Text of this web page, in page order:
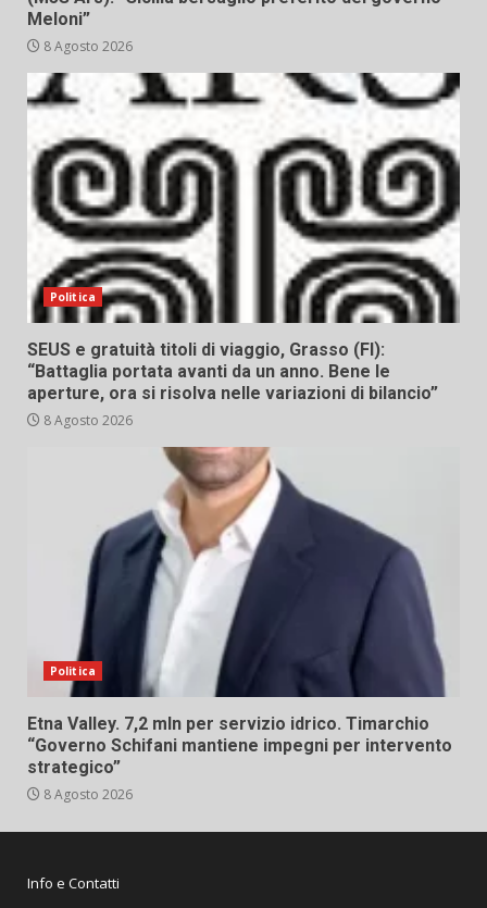
Meloni”
8 Agosto 2026
Politica
SEUS e gratuità titoli di viaggio, Grasso (FI):
“Battaglia portata avanti da un anno. Bene le
aperture, ora si risolva nelle variazioni di bilancio”
8 Agosto 2026
Politica
Etna Valley. 7,2 mln per servizio idrico. Timarchio
“Governo Schifani mantiene impegni per intervento
strategico”
8 Agosto 2026
Info e Contatti